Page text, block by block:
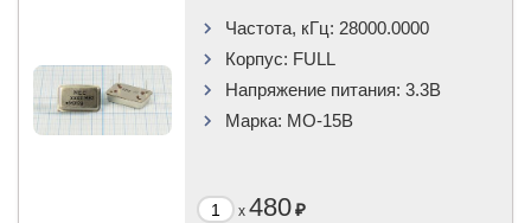
Частота, кГц: 28000.0000
Корпус: FULL
Напряжение питания: 3.3В
Марка: MO-15B
x 480₽